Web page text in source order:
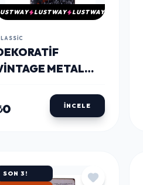
LUSTWAY LUSTWAY
METAL
İNCELE
SON 3!